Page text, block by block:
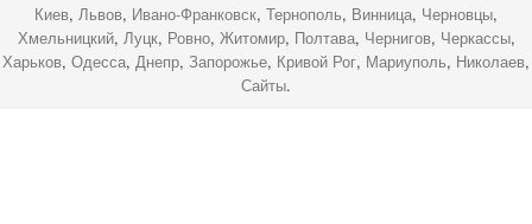
Киев, Львов, Ивано-Франковск, Тернополь, Винница, Черновцы,
Хмельницкий, Луцк, Ровно, Житомир, Полтава, Чернигов, Черкассы,
Харьков, Одесса, Днепр, Запорожье, Кривой Рог, Мариуполь, Николаев,
Сайты.